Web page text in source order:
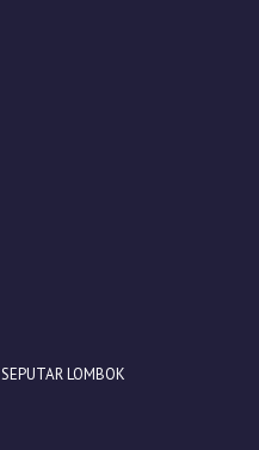
SEPUTAR LOMBOK